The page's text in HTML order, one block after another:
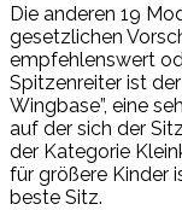
Die anderen 19
gesetzlichen
empfehlenswert
Spitzenreiter ist
Wingbase”, eine
auf der sich der
der Kategorie
für größere Kinder
beste Sitz.